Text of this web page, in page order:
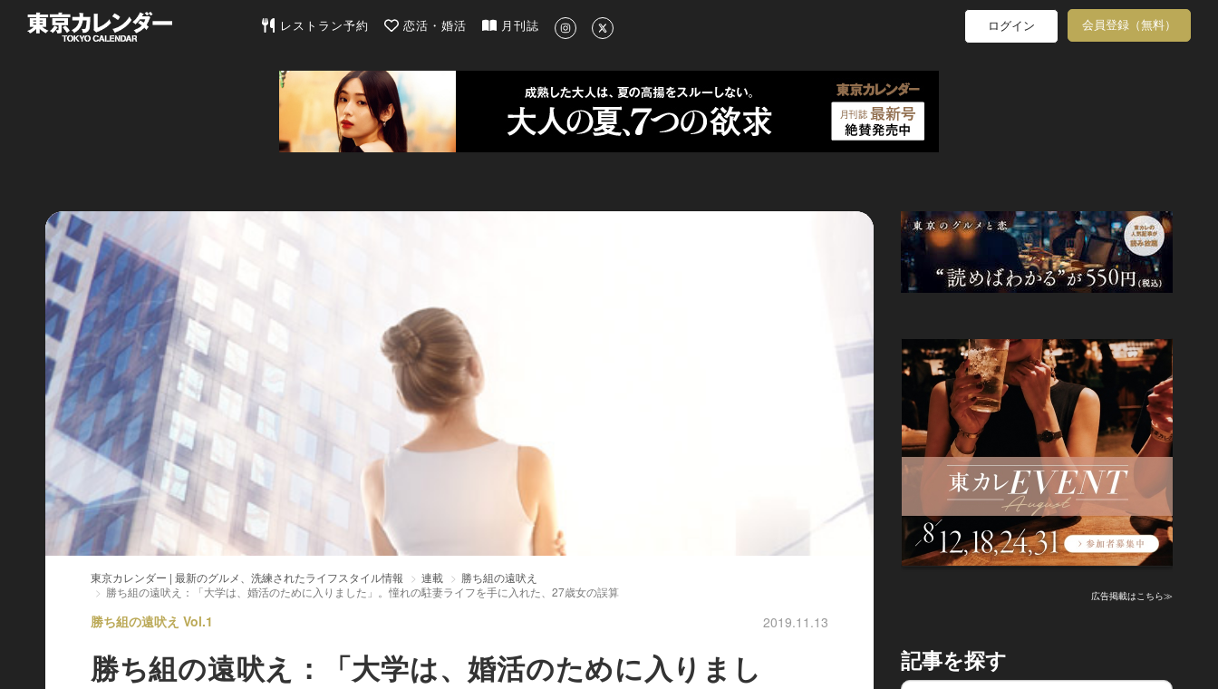
東京カレンダー | 最新のグルメ、洗練されたライフスタイル情報
レストラン予約 恋活・婚活 月刊誌 ログイン 会員登録（無料）
東京カレンダー | 最新のグルメ、洗練されたライフスタイル情報 連載
勝ち組の遠吠え
勝ち組の遠吠え：「大学は、婚活のために入りました」。憧れの駐妻ライフを手に入れた、27歳女の誤算
勝ち組の遠吠え Vol.1 2019.11.13
勝ち組の遠吠え：「大学は、婚活のために入りまし
広告掲載はこちら≫
記事を探す